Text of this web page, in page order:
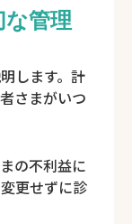
な管理
します。計
さまがいつ
の不利益に
更せずに診